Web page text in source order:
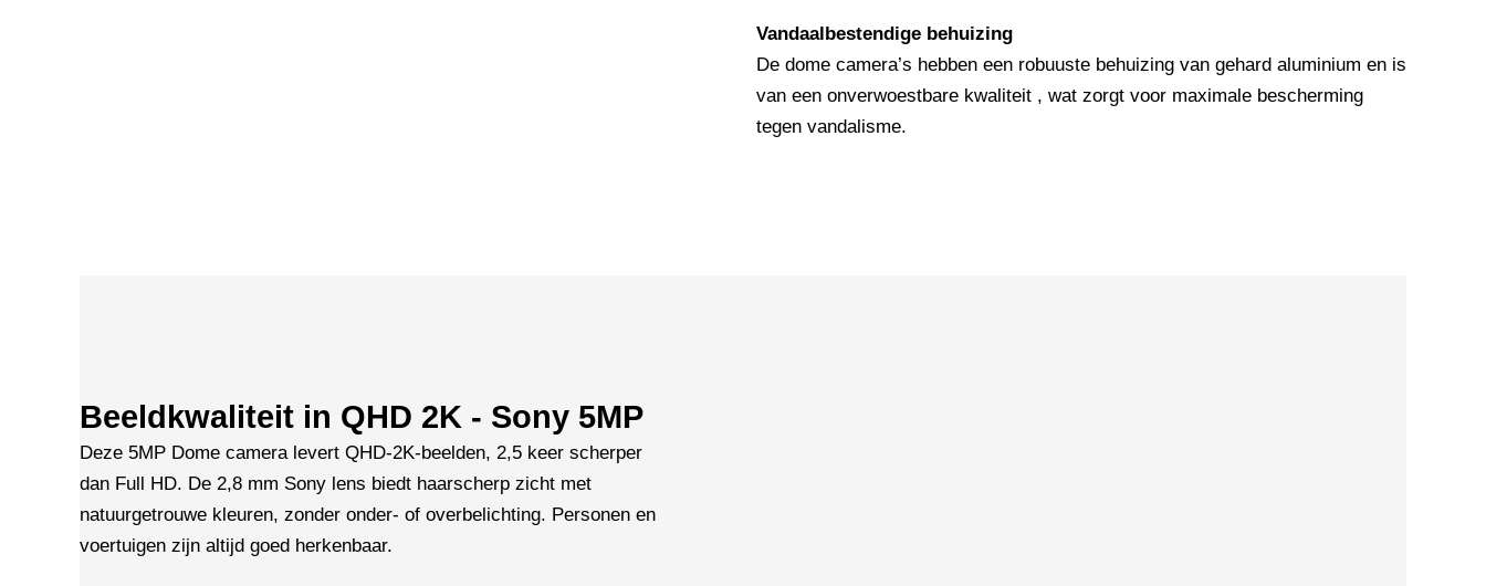
Vandaalbestendige behuizing
De dome camera’s hebben een robuuste behuizing van gehard aluminium en is
van een onverwoestbare kwaliteit , wat zorgt voor maximale bescherming
tegen vandalisme.
Beeldkwaliteit in QHD 2K - Sony 5MP
Deze 5MP Dome camera levert QHD-2K-beelden, 2,5 keer scherper
dan Full HD. De 2,8 mm Sony lens biedt haarscherp zicht met
natuurgetrouwe kleuren, zonder onder- of overbelichting. Personen en
voertuigen zijn altijd goed herkenbaar.